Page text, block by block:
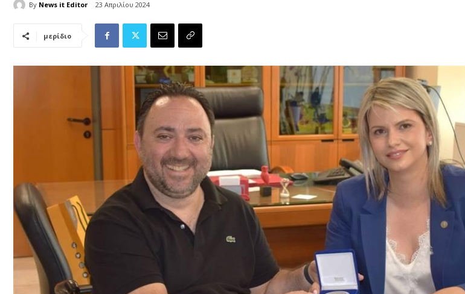
By News it Editor 23 Απριλίου 2024
μερίδιο